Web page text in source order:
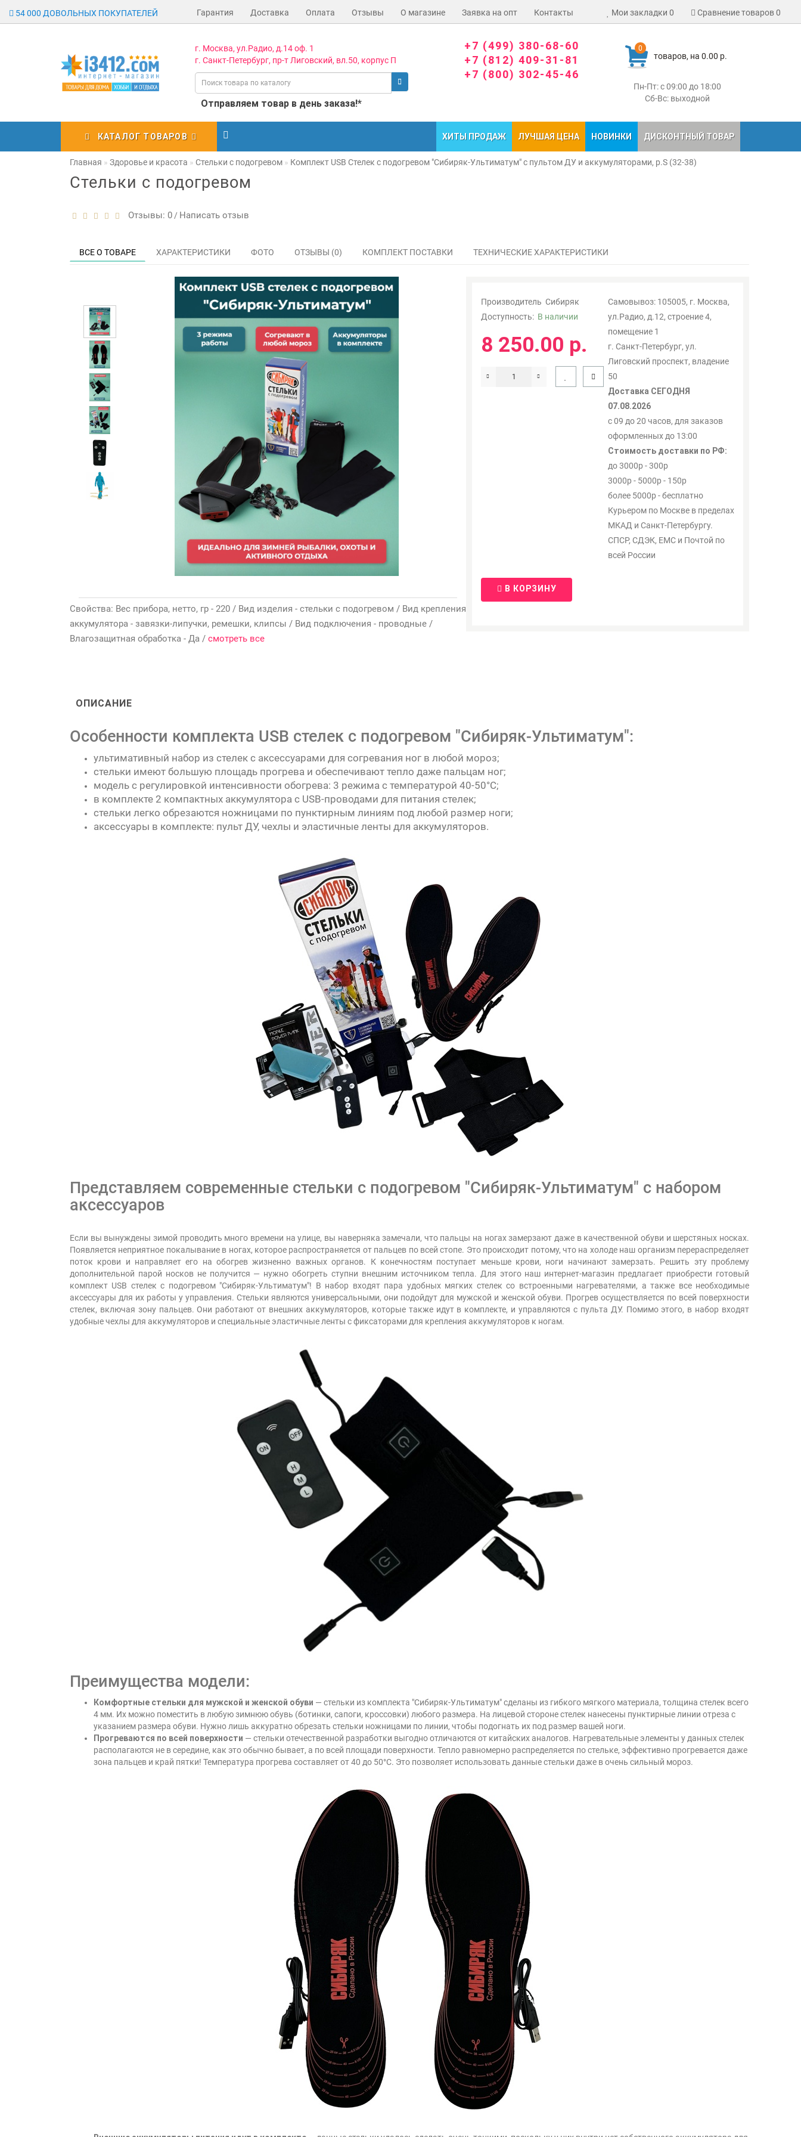
54 000 ДОВОЛЬНЫХ ПОКУПАТЕЛЕЙ Гарантия Доставка Оплата Отзывы О магазине Заявка на опт Контакты Мои закладки 0 Сравнение товаров0
0
товаров, на 0.00 р.
Пн-Пт: с 09:00 до 18:00
Сб-Вс: выходной
г. Москва, ул.Радио, д.14 оф. 1
г. Санкт-Петербург, пр-т Лиговский, вл.50, корпус П
Отправляем товар в день заказа!*
+7 (499) 380-68-60
+7 (812) 409-31-81
+7 (800) 302-45-46
КАТАЛОГ ТОВАРОВ ХИТЫ ПРОДАЖ ЛУЧШАЯ ЦЕНА НОВИНКИ ДИСКОНТНЫЙ ТОВАР
Главная Здоровье и красота Стельки с подогревом Комплект USB Стелек с подогревом "Сибиряк-Ультиматум" с пультом ДУ и аккумуляторами, р.S (32-38)
Стельки с подогревом
Отзывы: 0 / Написать отзыв
ВСЕ О ТОВАРЕ ХАРАКТЕРИСТИКИ ФОТО ОТЗЫВЫ (0) КОМПЛЕКТ ПОСТАВКИ ТЕХНИЧЕСКИЕ ХАРАКТЕРИСТИКИ
Свойства: Вес прибора, нетто, гр - 220 / Вид изделия - стельки с подогревом / Вид крепления
аккумулятора - завязки-липучки, ремешки, клипсы / Вид подключения - проводные /
Влагозащитная обработка - Да / смотреть все
Производитель Сибиряк
Доступность: В наличии
Самовывоз: 105005, г. Москва,
ул.Радио, д.12, строение 4,
помещение 1
г. Санкт-Петербург, ул.
Лиговский проспект, владение
50
Доставка СЕГОДНЯ
07.08.2026
с 09 до 20 часов, для заказов
оформленных до 13:00
Стоимость доставки по РФ:
до 3000р - 300р
3000р - 5000р - 150р
более 5000р - бесплатно
Курьером по Москве в пределах
МКАД и Санкт-Петербургу.
СПСР, СДЭК, ЕМС и Почтой по
всей России
8 250.00 р.
В КОРЗИНУ
ОПИСАНИЕ
Особенности комплекта USB стелек с подогревом "Сибиряк-Ультиматум":
ультимативный набор из стелек с аксессуарами для согревания ног в любой мороз;
стельки имеют большую площадь прогрева и обеспечивают тепло даже пальцам ног;
модель с регулировкой интенсивности обогрева: 3 режима с температурой 40-50°С;
в комплекте 2 компактных аккумулятора с USB-проводами для питания стелек;
стельки легко обрезаются ножницами по пунктирным линиям под любой размер ноги;
аксессуары в комплекте: пульт ДУ, чехлы и эластичные ленты для аккумуляторов.
Представляем современные стельки с подогревом "Сибиряк-Ультиматум" с набором
аксессуаров
Если вы вынуждены зимой проводить много времени на улице, вы наверняка замечали, что пальцы на ногах замерзают даже в качественной обуви и шерстяных носках.
Появляется неприятное покалывание в ногах, которое распространяется от пальцев по всей стопе. Это происходит потому, что на холоде наш организм перераспределяет
поток крови и направляет его на обогрев жизненно важных органов. К конечностям поступает меньше крови, ноги начинают замерзать. Решить эту проблему
дополнительной парой носков не получится — нужно обогреть ступни внешним источником тепла. Для этого наш интернет-магазин предлагает приобрести готовый
комплект USB стелек с подогревом "Сибиряк-Ультиматум"! В набор входят пара удобных мягких стелек со встроенными нагревателями, а также все необходимые
аксессуары для их работы у управления. Стельки являются универсальными, они подойдут для мужской и женской обуви. Прогрев осуществляется по всей поверхности
стелек, включая зону пальцев. Они работают от внешних аккумуляторов, которые также идут в комплекте, и управляются с пульта ДУ. Помимо этого, в набор входят
удобные чехлы для аккумуляторов и специальные эластичные ленты с фиксаторами для крепления аккумуляторов к ногам.
Преимущества модели:
Комфортные стельки для мужской и женской обуви — стельки из комплекта "Сибиряк-Ультиматум" сделаны из гибкого мягкого материала, толщина стелек всего
4 мм. Их можно поместить в любую зимнюю обувь (ботинки, сапоги, кроссовки) любого размера. На лицевой стороне стелек нанесены пунктирные линии отреза с
указанием размера обуви. Нужно лишь аккуратно обрезать стельки ножницами по линии, чтобы подогнать их под размер вашей ноги.
Прогреваются по всей поверхности — стельки отечественной разработки выгодно отличаются от китайских аналогов. Нагревательные элементы у данных стелек
располагаются не в середине, как это обычно бывает, а по всей площади поверхности. Тепло равномерно распределяется по стельке, эффективно прогревается даже
зона пальцев и край пятки! Температура прогрева составляет от 40 до 50°С. Это позволяет использовать данные стельки даже в очень сильный мороз.